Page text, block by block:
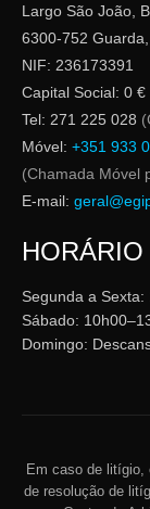
Largo São João,
6300-752
NIF: 236173391
Capital Social: 0 €
Tel: 271 225 028
Móvel: +351 933
(Chamada Móvel
E-mail:
Segunda a
Sábado:
Domingo:
Em caso de litígio,
de resolução de